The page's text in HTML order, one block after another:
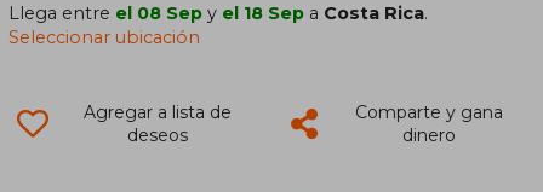
Llega entre el 08 Sep y el 18 Sep a Costa Rica.
Seleccionar ubicación
Agregar a lista de
deseos
Comparte y gana
dinero